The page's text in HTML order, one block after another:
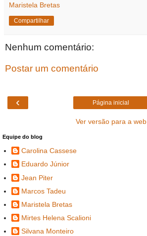
Maristela Bretas
Compartilhar
Nenhum comentário:
Postar um comentário
‹ Página inicial
Ver versão para a web
Equipe do blog
Carolina Cassese
Eduardo Júnior
Jean Piter
Marcos Tadeu
Maristela Bretas
Mirtes Helena Scalioni
Silvana Monteiro